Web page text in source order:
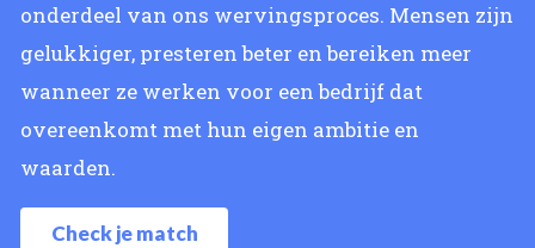
onderdeel van ons wervingsproces. Mensen zijn
gelukkiger, presteren beter en bereiken meer
wanneer ze werken voor een bedrijf dat
overeenkomt met hun eigen ambitie en
waarden.
Check je match